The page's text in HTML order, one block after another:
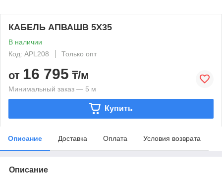
КАБЕЛЬ АПВАШВ 5Х35
В наличии
Код: APL208
Только опт
от 16 795 ₸/м
Минимальный заказ — 5 м
Купить
Описание Доставка Оплата Условия возврата
Описание